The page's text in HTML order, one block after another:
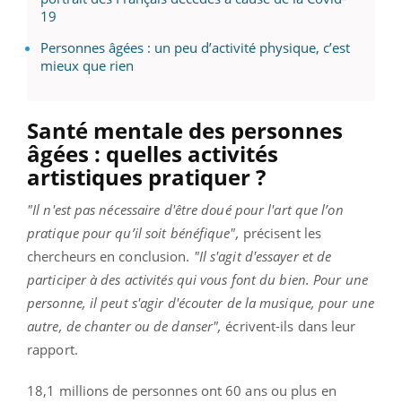
19
Personnes âgées : un peu d’activité physique, c’est
mieux que rien
Santé mentale des personnes
âgées : quelles activités
artistiques pratiquer ?
"Il n'est pas nécessaire d'être doué pour l'art que l’on
pratique pour qu’il soit bénéfique", précisent les
chercheurs en conclusion. "Il s'agit d'essayer et de
participer à des activités qui vous font du bien. Pour une
personne, il peut s'agir d'écouter de la musique, pour une
autre, de chanter ou de danser", écrivent-ils dans leur
rapport.
18,1 millions de personnes ont 60 ans ou plus en